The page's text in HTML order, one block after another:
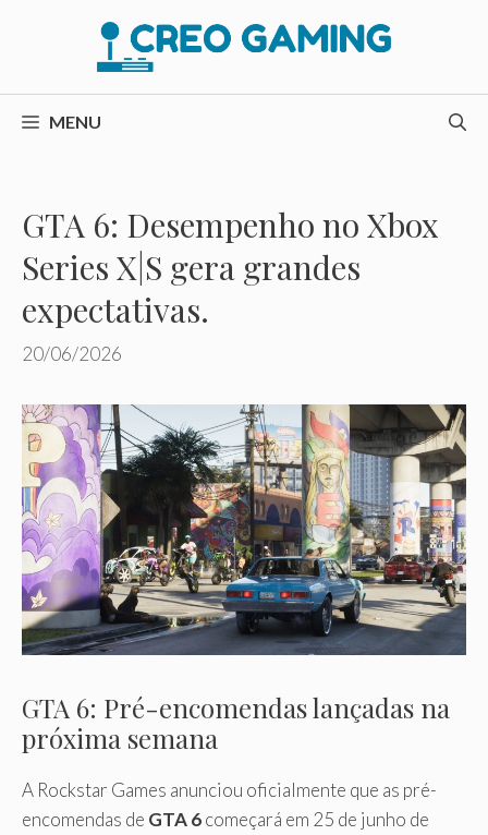
conteúdo
MENU
GTA 6: Desempenho no Xbox
Series X|S gera grandes
expectativas.
20/06/2026
GTA 6: Pré-encomendas lançadas na
próxima semana
A Rockstar Games anunciou oficialmente que as pré-
encomendas de GTA 6começará em 25 de junho de